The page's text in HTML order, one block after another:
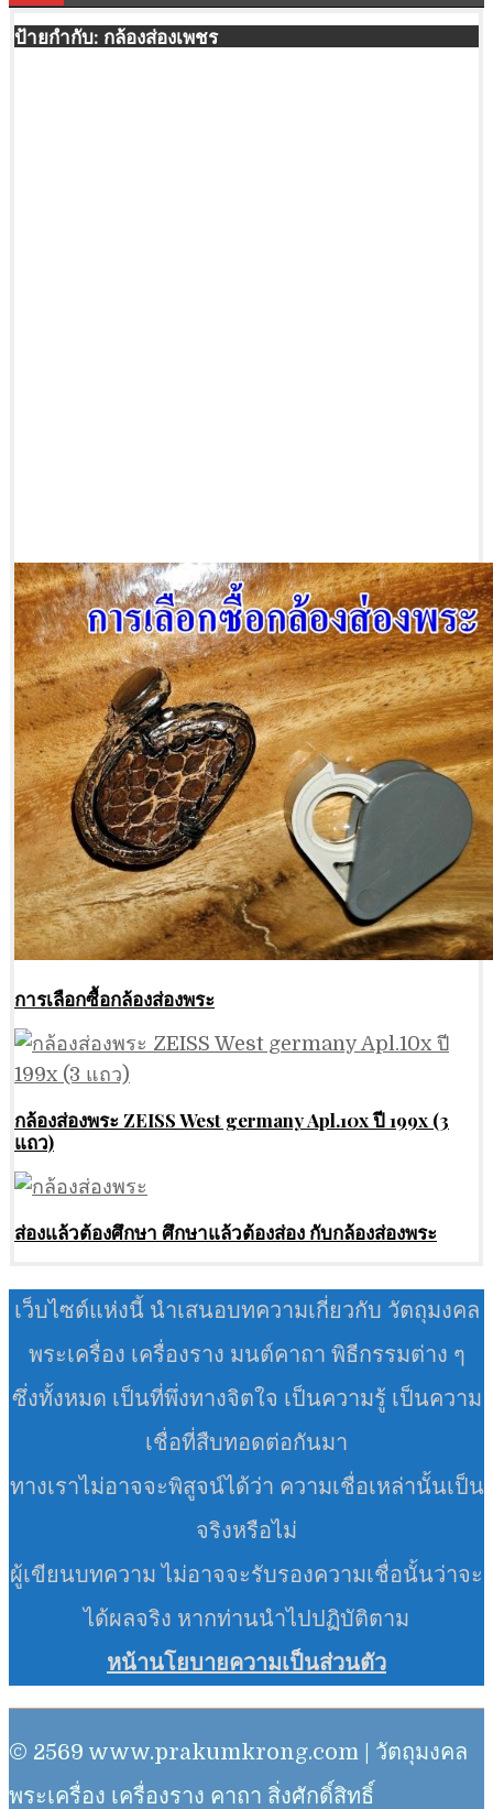
ป้ายกำกับ: กล้องส่องเพชร
การเลือกซื้อกล้องส่องพระ
กล้องส่องพระ ZEISS West germany Apl.10x ปี 199x (3
แถว)
ส่องแล้วต้องศึกษา ศึกษาแล้วต้องส่อง กับกล้องส่องพระ
เว็บไซต์แห่งนี้ นำเสนอบทความเกี่ยวกับ วัตถุมงคล
พระเครื่อง เครื่องราง มนต์คาถา พิธีกรรมต่าง ๆ
ซึ่งทั้งหมด เป็นที่พึ่งทางจิตใจ เป็นความรู้ เป็นความ
เชื่อที่สืบทอดต่อกันมา
ทางเราไม่อาจจะพิสูจน์ได้ว่า ความเชื่อเหล่านั้นเป็น
จริงหรือไม่
ผู้เขียนบทความ ไม่อาจจะรับรองความเชื่อนั้นว่าจะ
ได้ผลจริง หากท่านนำไปปฏิบัติตาม
หน้านโยบายความเป็นส่วนตัว
© 2569 www.prakumkrong.com | วัตถุมงคล
พระเครื่อง เครื่องราง คาถา สิ่งศักดิ์สิทธิ์